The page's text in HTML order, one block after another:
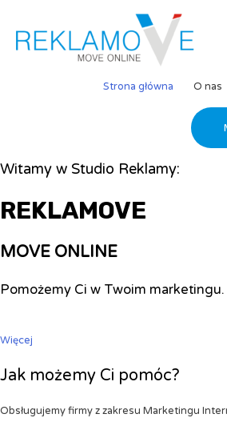
Strona główna O nas
Witamy w Studio Reklamy:
REKLAMOVE
MOVE ONLINE
Pomożemy Ci w Twoim
Więcej
Jak możemy Ci pomóc?
Obsługujemy firmy z zakresu Marketingu